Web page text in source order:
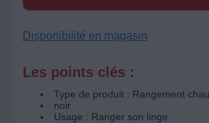
Disponibilité en magasin
Les points clés :
Type de produit : Rangement
noir
Usage : Ranger son linge